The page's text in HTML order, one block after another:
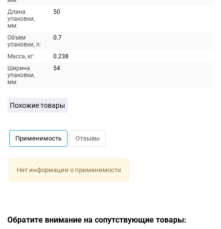
Длина
упаковки,
мм:
50
Объем
упаковки, л:
0.7
Масса, кг:
0.238
Ширина
упаковки,
мм:
54
Похожие товары
Применимость Отзывы
Нет информации о применимости
Обратите внимание на сопутствующие товары: